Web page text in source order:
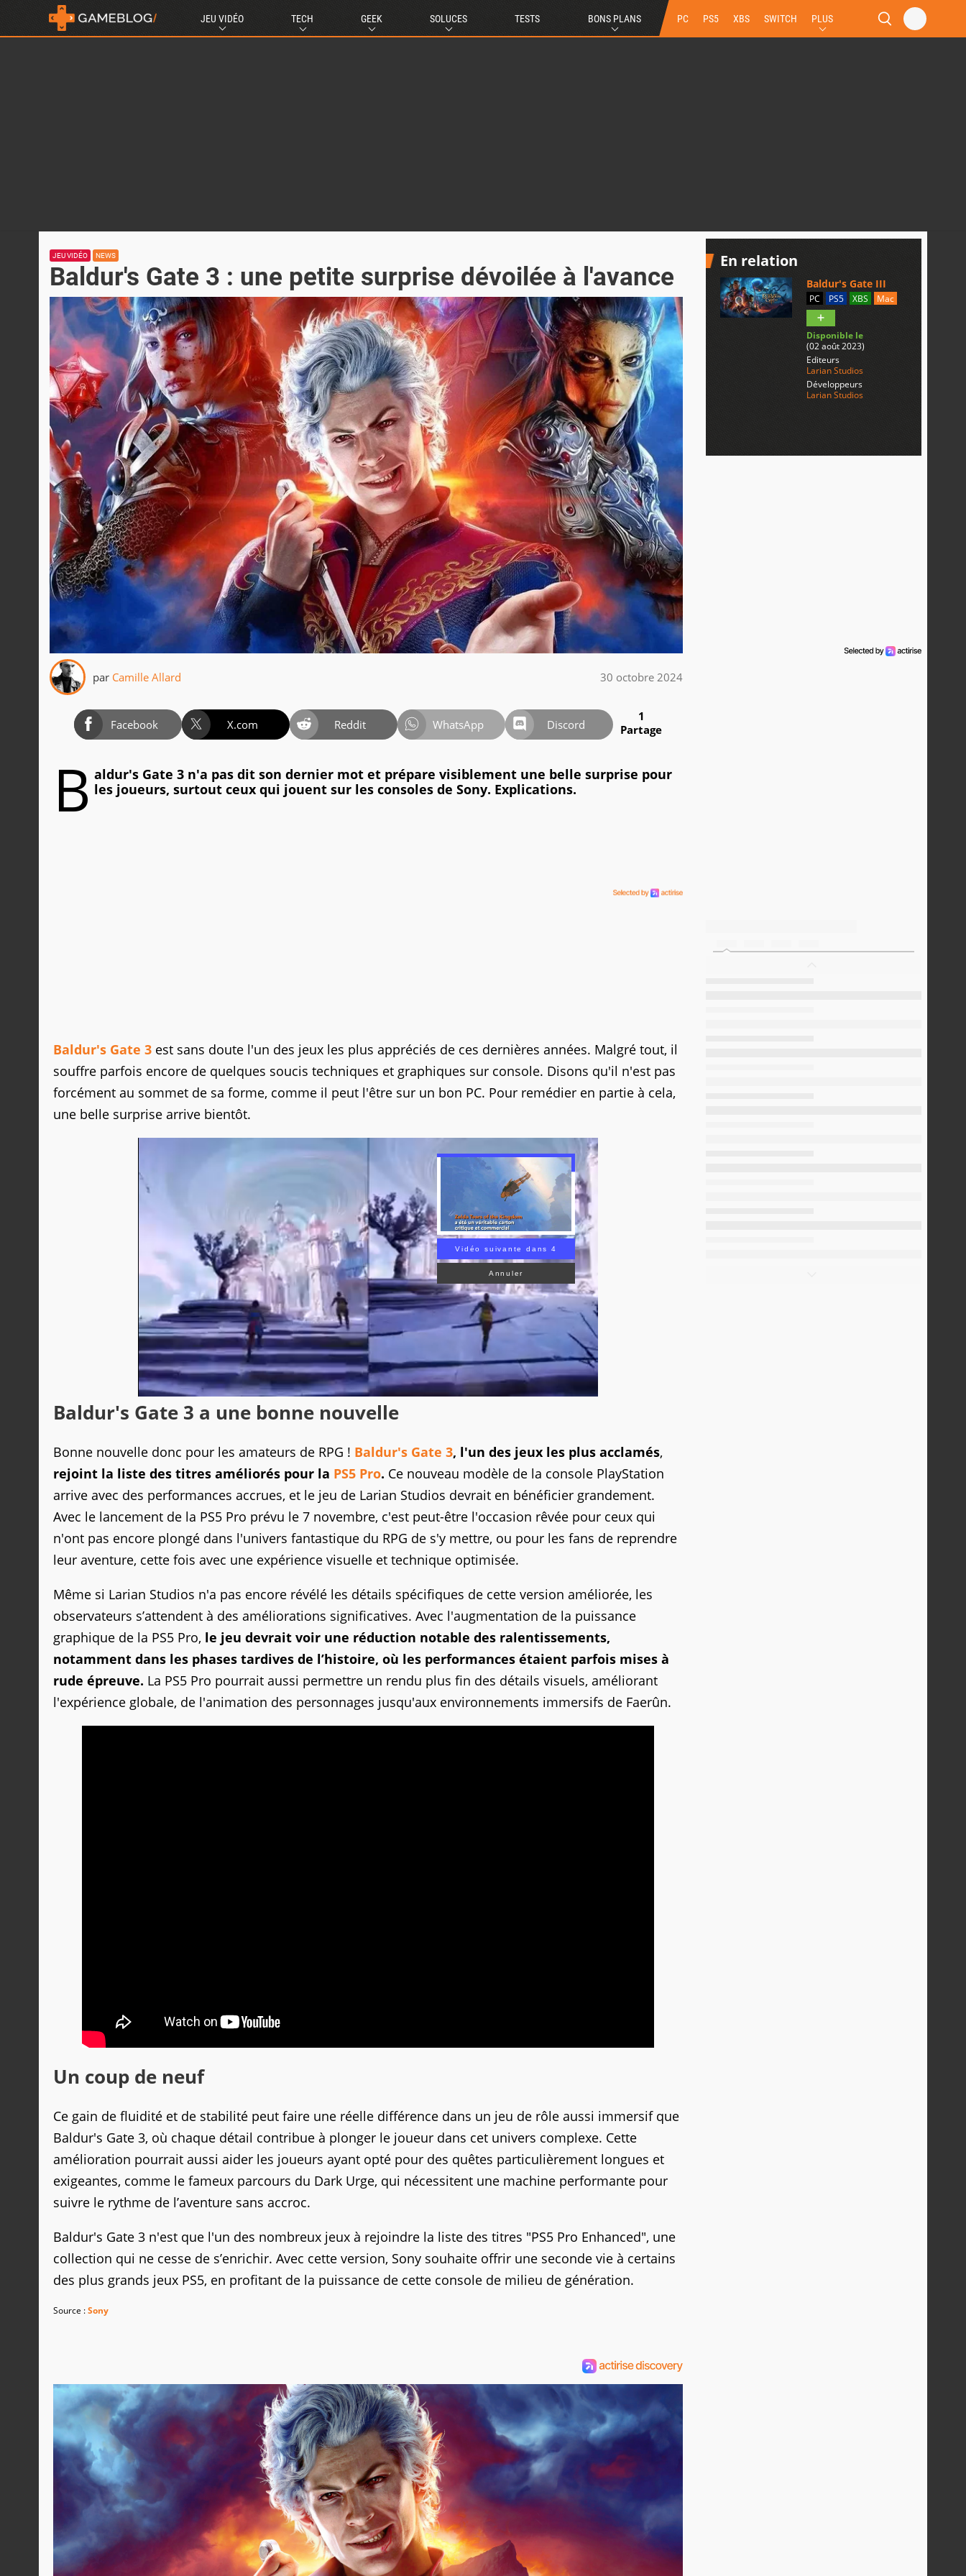
JEU VIDÉO TECH GEEK SOLUCES TESTS BONS PLANS PC PS5 XBS SWITCH PLUS
JEU VIDÉO NEWS
Baldur's Gate 3 : une petite surprise dévoilée à l'avance
par Camille Allard 30 octobre 2024
Facebook X.com Reddit WhatsApp Discord
1
Partage
B aldur's Gate 3 n'a pas dit son dernier mot et prépare visiblement une belle surprise pour
les joueurs, surtout ceux qui jouent sur les consoles de Sony. Explications.
Baldur's Gate 3 est sans doute l'un des jeux les plus appréciés de ces dernières années. Malgré tout, il
souffre parfois encore de quelques soucis techniques et graphiques sur console. Disons qu'il n'est pas
forcément au sommet de sa forme, comme il peut l'être sur un bon PC. Pour remédier en partie à cela,
une belle surprise arrive bientôt.
Vidéo suivante dans 2
Annuler
Baldur's Gate 3 a une bonne nouvelle
Bonne nouvelle donc pour les amateurs de RPG ! Baldur's Gate 3, l'un des jeux les plus acclamés,
rejoint la liste des titres améliorés pour la PS5 Pro. Ce nouveau modèle de la console PlayStation
arrive avec des performances accrues, et le jeu de Larian Studios devrait en bénéficier grandement.
Avec le lancement de la PS5 Pro prévu le 7 novembre, c'est peut-être l'occasion rêvée pour ceux qui
n'ont pas encore plongé dans l'univers fantastique du RPG de s'y mettre, ou pour les fans de reprendre
leur aventure, cette fois avec une expérience visuelle et technique optimisée.
Même si Larian Studios n'a pas encore révélé les détails spécifiques de cette version améliorée, les
observateurs s’attendent à des améliorations significatives. Avec l'augmentation de la puissance
graphique de la PS5 Pro, le jeu devrait voir une réduction notable des ralentissements,
notamment dans les phases tardives de l’histoire, où les performances étaient parfois mises à
rude épreuve. La PS5 Pro pourrait aussi permettre un rendu plus fin des détails visuels, améliorant
l'expérience globale, de l'animation des personnages jusqu'aux environnements immersifs de Faerûn.
Un coup de neuf
Ce gain de fluidité et de stabilité peut faire une réelle différence dans un jeu de rôle aussi immersif que
Baldur's Gate 3, où chaque détail contribue à plonger le joueur dans cet univers complexe. Cette
amélioration pourrait aussi aider les joueurs ayant opté pour des quêtes particulièrement longues et
exigeantes, comme le fameux parcours du Dark Urge, qui nécessitent une machine performante pour
suivre le rythme de l’aventure sans accroc.
Baldur's Gate 3 n'est que l'un des nombreux jeux à rejoindre la liste des titres "PS5 Pro Enhanced", une
collection qui ne cesse de s’enrichir. Avec cette version, Sony souhaite offrir une seconde vie à certains
des plus grands jeux PS5, en profitant de la puissance de cette console de milieu de génération.
Source :Sony
En relation
Baldur's Gate III
PC PS5 XBS Mac
Disponible le
(02 août 2023)
Editeurs
Larian Studios
Développeurs
Larian Studios